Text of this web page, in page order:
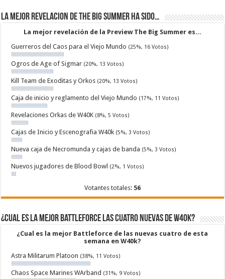
La mejor revelacion de The Big Summer ha sido…
La mejor revelación de la Preview The Big Summer es...
Guerreros del Caos para el Viejo Mundo (25%, 16 Votos)
Ogros de Age of Sigmar (20%, 13 Votos)
Kill Team de Exoditas y Orkos (20%, 13 Votos)
Caja de inicio y reglamento del Viejo Mundo (17%, 11 Votos)
Revelaciones Orkas de W40K (8%, 5 Votos)
Cajas de Inicio y Escenografia W40k (5%, 3 Votos)
Nueva caja de Necromunda y cajas de banda (5%, 3 Votos)
Nuevos jugadores de Blood Bowl (2%, 1 Votos)
Votantes totales: 56
¿Cual es la mejor Battleforce las cuatro nuevas de W40k?
¿Cual es la mejor Battleforce de las nuevas cuatro de esta
semana en W40k?
Astra Militarum Platoon (38%, 11 Votos)
Chaos Space Marines WArband (31%, 9 Votos)